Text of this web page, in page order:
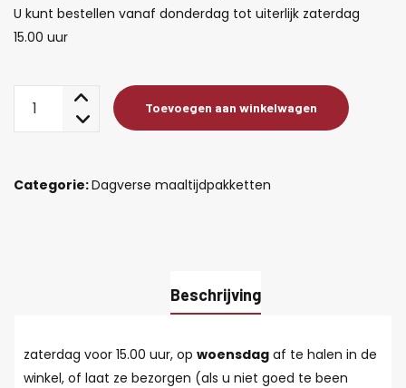
U kunt bestellen vanaf donderdag tot uiterlijk zaterdag
15.00 uur
dagverse
Toevoegen aan winkelwagen
Categorie:Dagverse maaltijdpakketten
Beschrijving
zaterdag voor 15.00 uur, op woensdag af te halen in de
winkel, of laat ze bezorgen (als u niet goed te been